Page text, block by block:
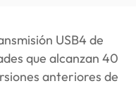
USB4 de
que alcanzan 40
anteriores de